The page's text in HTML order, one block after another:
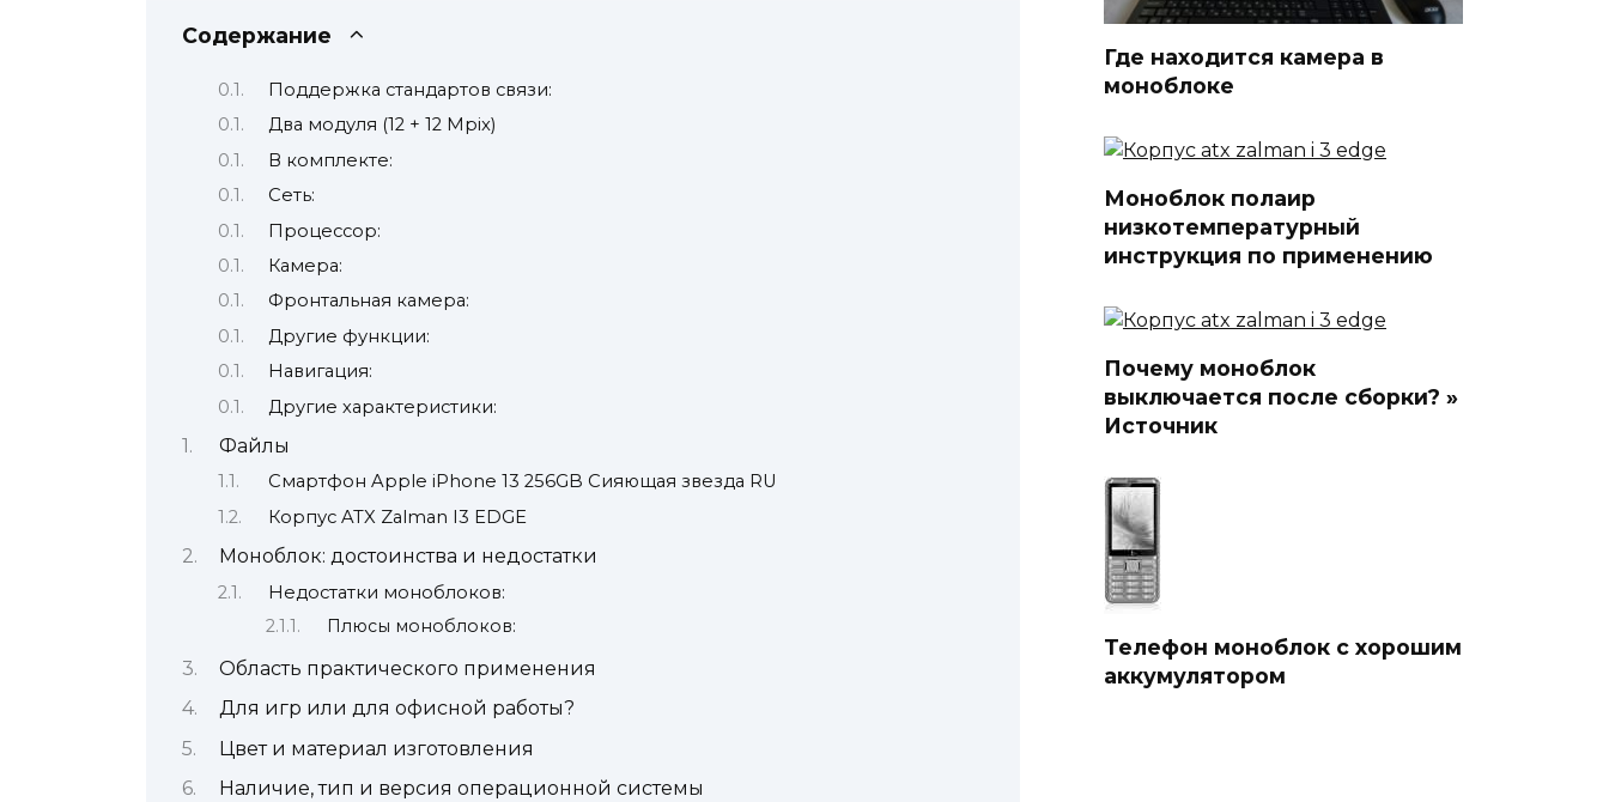
Содержание
Поддержка стандартов связи:
Два модуля (12 + 12 Mpix)
В комплекте:
Сеть:
Процессор:
Камера:
Фронтальная камера:
Другие функции:
Навигация:
Другие характеристики:
Файлы
Смартфон Apple iPhone 13 256GB Сияющая звезда RU
Корпус ATX Zalman I3 EDGE
Моноблок: достоинства и недостатки
Недостатки моноблоков:
Плюсы моноблоков:
Область практического применения
Для игр или для офисной работы?
Цвет и материал изготовления
Наличие, тип и версия операционной системы
Где находится камера в
моноблоке
Моноблок полаир
низкотемпературный
инструкция по применению
Почему моноблок
выключается после сборки? »
Источник
Телефон моноблок с хорошим
аккумулятором